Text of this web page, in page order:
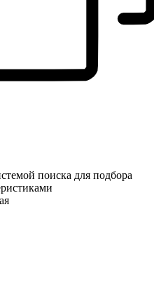
поиска для подбора